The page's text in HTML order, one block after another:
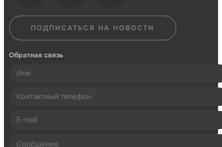
ПОДПИСАТЬСЯ НА НОВОСТИ
Обратная связь